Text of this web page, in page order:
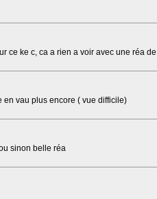
ce ke c, ca a rien a voir avec une réa
en vau plus encore ( vue difficile)
sinon belle réa